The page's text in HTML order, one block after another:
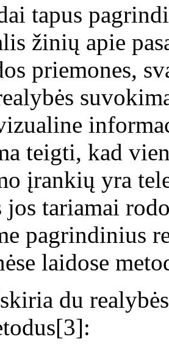
tapus
žinių apie
priemones,
teigti, kad
įrankių yra
jos tariamai
pagrindinius
laidose
du